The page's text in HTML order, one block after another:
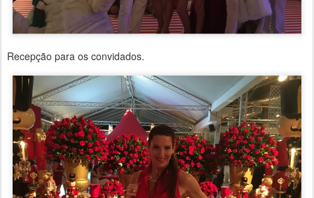
Recepção para os convidados.